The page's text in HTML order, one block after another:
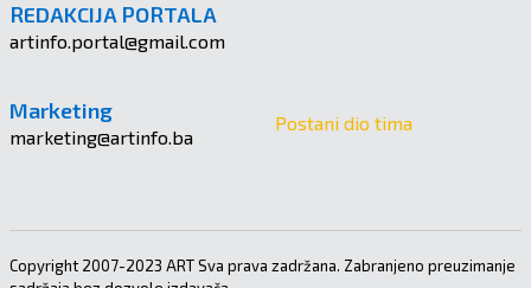
REDAKCIJA PORTALA
artinfo.portal@gmail.com
Marketing
marketing@artinfo.ba
Postani dio tima
Copyright 2007-2023 ART Sva prava zadržana. Zabranjeno preuzimanje